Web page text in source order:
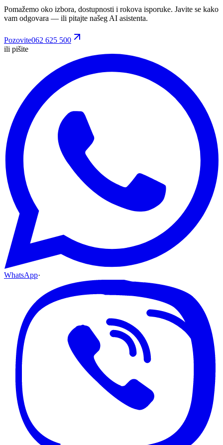
Pomažemo oko izbora, dostupnosti i rokova isporuke. Javite se kako
vam odgovara — ili pitajte našeg AI asistenta.
Pozovite062 625 500
ili pišite
WhatsApp·